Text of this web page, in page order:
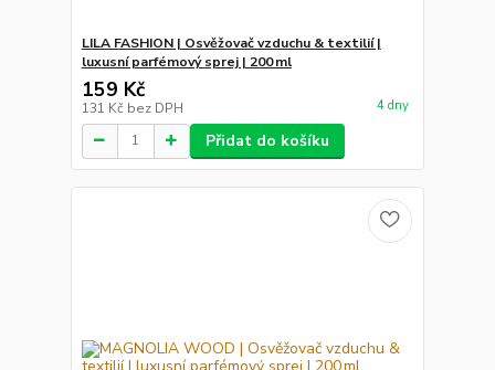
LILA FASHION | Osvěžovač vzduchu & textilií |
luxusní parfémový sprej | 200 ml
159 Kč
131 Kč bez DPH 4 dny
Přidat do košíku